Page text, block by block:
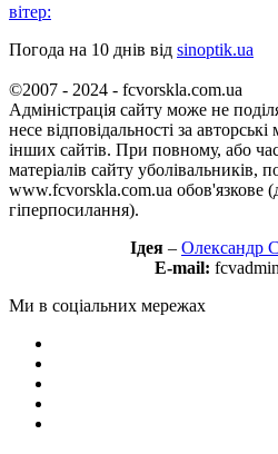
вітер:
Погода на 10 днів від sinoptik.ua
©2007 - 2024 - fcvorskla.com.ua
Адміністрація сайту може не
несе відповідальності за
інших сайтів. При повному, або
матеріалів сайту уболівальників,
www.fcvorskla.com.ua обов'язкове
гіперпосилання).
Ідея – Олександр
E-mail:
Ми в соціальних мережах